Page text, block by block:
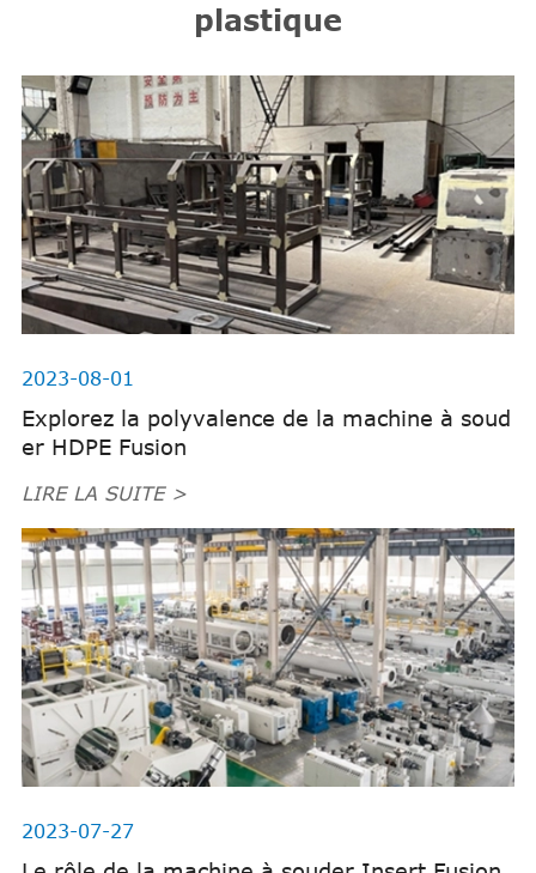
plastique
2023-08-01
Explorez la polyvalence de la machine à soud
er HDPE Fusion
LIRE LA SUITE >
2023-07-27